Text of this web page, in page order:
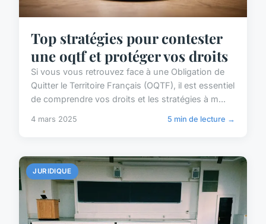
Top stratégies pour contester
une oqtf et protéger vos droits
Si vous vous retrouvez face à une Obligation de
Quitter le Territoire Français (OQTF), il est essentiel
de comprendre vos droits et les stratégies à m...
4 mars 2025 5 min de lecture →
JURIDIQUE